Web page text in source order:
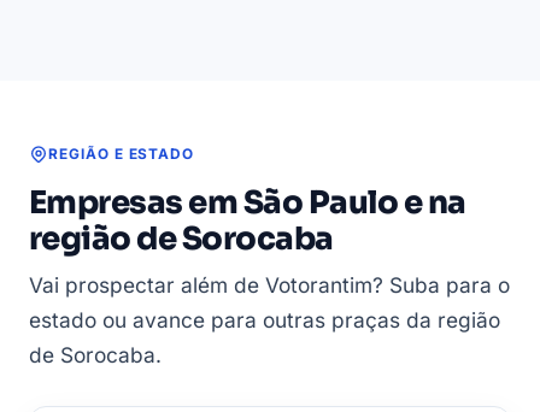
REGIÃO E ESTADO
Empresas em São Paulo e na
região de Sorocaba
Vai prospectar além de Votorantim? Suba para o
estado ou avance para outras praças da região
de Sorocaba.